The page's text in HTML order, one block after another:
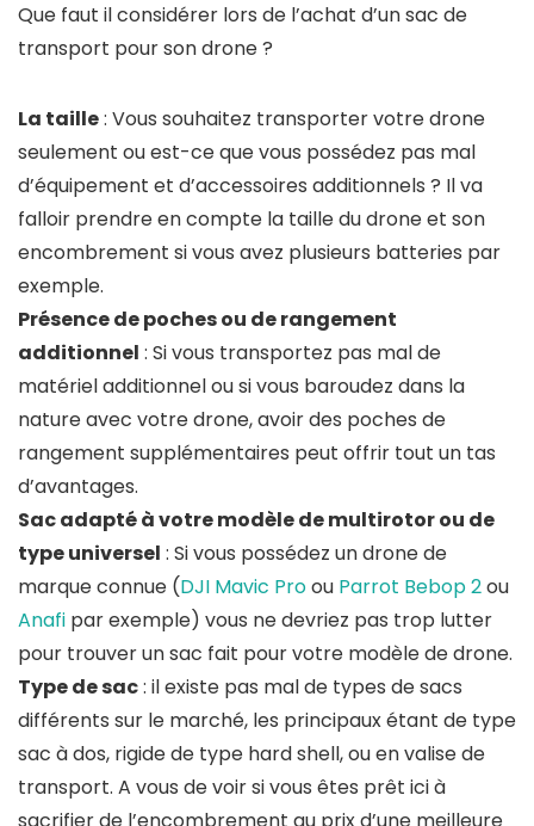
Que faut il considérer lors de l’achat d’un sac de
transport pour son drone ?
La taille: Vous souhaitez transporter votre drone
seulement ou est-ce que vous possédez pas mal
d’équipement et d’accessoires additionnels ? Il va
falloir prendre en compte la taille du drone et son
encombrement si vous avez plusieurs batteries par
exemple.
Présence de poches ou de rangement
additionnel : Si vous transportez pas mal de
matériel additionnel ou si vous baroudez dans la
nature avec votre drone, avoir des poches de
rangement supplémentaires peut offrir tout un tas
d’avantages.
Sac adapté à votre modèle de multirotor ou de
type universel : Si vous possédez un drone de
marque connue (DJI Mavic Proou Parrot Bebop 2ou
Anafi par exemple) vous ne devriez pas trop lutter
pour trouver un sac fait pour votre modèle de drone.
Type de sac: il existe pas mal de types de sacs
différents sur le marché, les principaux étant de type
sac à dos, rigide de type hard shell, ou en valise de
transport. A vous de voir si vous êtes prêt ici à